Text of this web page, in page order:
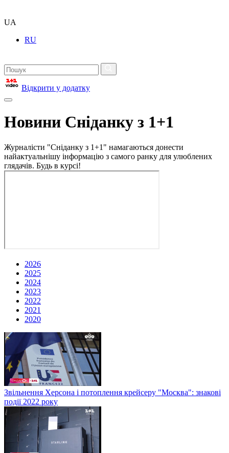
UA
RU
Відкрити у додатку
Новини Сніданку з 1+1
Журналісти "Сніданку з 1+1" намагаються донести
найактуальнішу інформацію з самого ранку для улюблених
глядачів. Будь в курсі!
2026
2025
2024
2023
2022
2021
2020
Звільнення Херсона і потоплення крейсеру "Москва": знакові
події 2022 року